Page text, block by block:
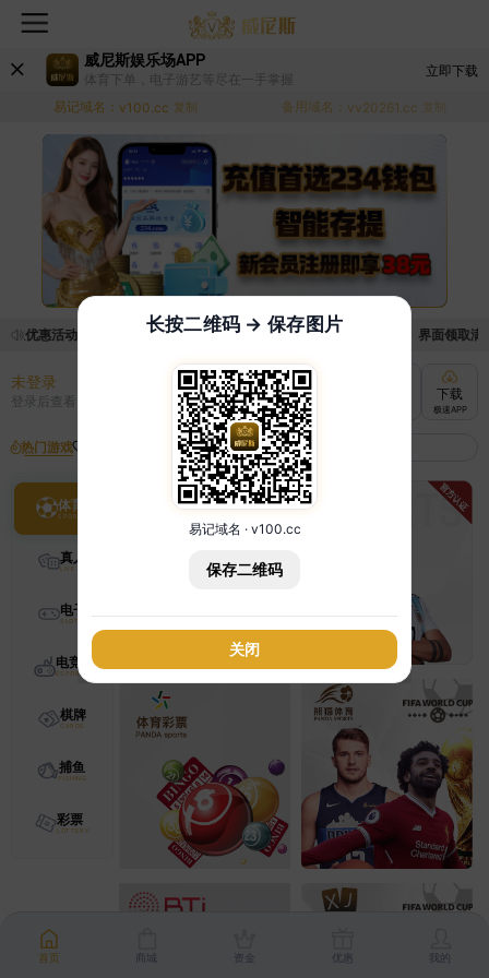
威尼斯娱乐场APP
体育下单，电子游艺等尽在一手掌握
立即下载
易记域名： v100.cc 复制 备用域名： vv20261.cc 复制
取优惠活动的手续麻烦，已新增优惠系统，现在可以前往【福利中心】界面领取
未登录
登录后查看 充值
快速到账
下载
极速APP
热门游戏
体育
真人
电子
电竞
棋牌
捕鱼
彩票
首页 商城 资金 优惠 我的
长按二维码 → 保存图片
易记域名 · v100.cc
保存二维码
关闭